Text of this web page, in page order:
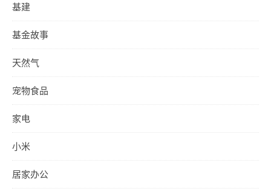
基建
基金故事
天然气
宠物食品
家电
小米
居家办公